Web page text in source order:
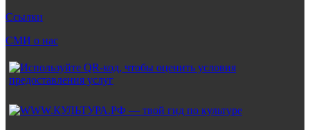
Ссылки
СМИ о нас